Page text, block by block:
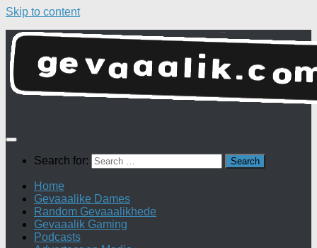
Skip to content
Search for:
Home
Gevaaalike Dames
Random Gevaaalikhede
Gevaaalik Gaming
Podcasts